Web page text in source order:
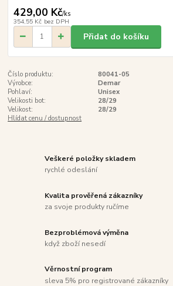
429,00 Kč/ks
354,55 Kč bez DPH
Přidat do košíku
Číslo produktu:
80041-05
Výrobce:
Demar
Pohlaví:
Unisex
Velikosti bot:
28/29
Velikost:
28/29
Hlídat cenu / dostupnost
Veškeré položky skladem
rychlé odeslání
Kvalita prověřená zákazníky
za svoje produkty ručíme
Bezproblémová výměna
když zboží nesedí
Věrnostní program
sleva 5% pro registrované zákazníky